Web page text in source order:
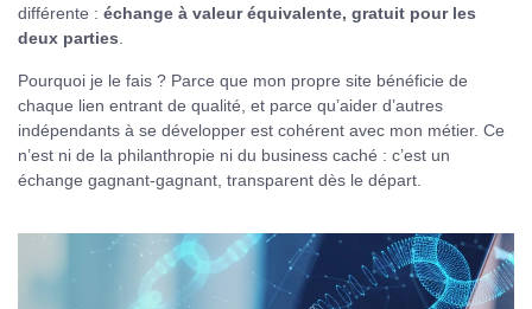
différente : échange à valeur équivalente, gratuit pour les
deux parties
Pourquoi je le fais ? Parce que mon propre site bénéficie de
chaque lien entrant de qualité, et parce qu’aider d’autres
indépendants à se développer est cohérent avec mon métier. Ce
n’est ni de la philanthropie ni du business caché : c’est un
échange gagnant-gagnant, transparent dès le départ.